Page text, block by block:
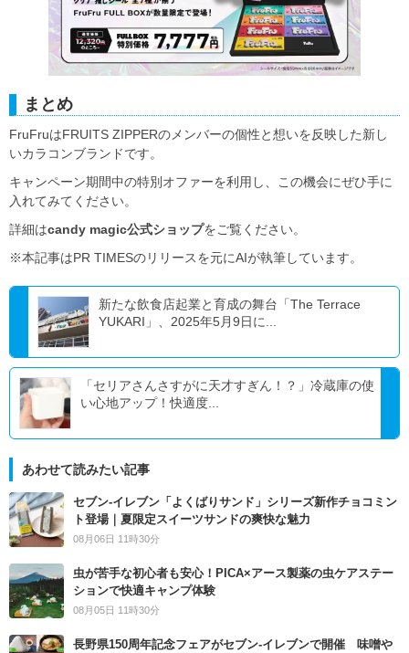
まとめ
FruFruはFRUITS ZIPPERのメンバーの個性と想いを反映した新し
いカラコンブランドです。
キャンペーン期間中の特別オファーを利用し、この機会にぜひ手に
入れてみてください。
詳細はcandy magic公式ショップをご覧ください。
※本記事はPR TIMESのリリースを元にAIが執筆しています。
新たな飲食店起業と育成の舞台「The Terrace
YUKARI」、2025年5月9日に...
「セリアさんさすがに天才すぎん！？」冷蔵庫の使
い心地アップ！快適度...
あわせて読みたい記事
セブン‐イレブン「よくばりサンド」シリーズ新作チョコミン
ト登場｜夏限定スイーツサンドの爽快な魅力
08月06日 11時30分
虫が苦手な初心者も安心！PICA×アース製薬の虫ケアステー
ションで快適キャンプ体験
08月05日 11時30分
長野県150周年記念フェアがセブン-イレブンで開催 味噌や